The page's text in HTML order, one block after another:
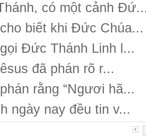
có một cảnh
biết khi Đức Chúa...
Đức Thánh Linh l...
đã phán rõ r...
rằng “Ngươi hã...
ngày nay đều tin v...